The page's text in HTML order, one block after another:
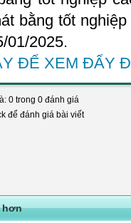
bằng tốt
01/2025.
ĐỂ XEM ĐẨY
0 trong 0 đánh giá
để đánh giá bài viết
hơn